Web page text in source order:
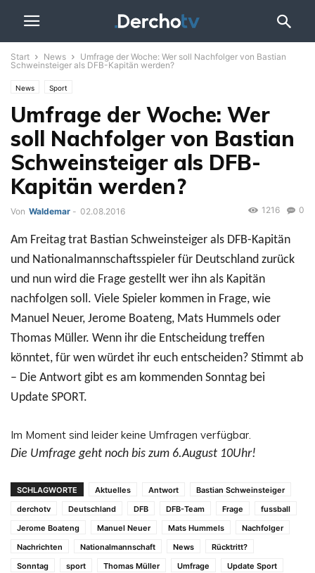
Start News
Umfrage der Woche: Wer soll Nachfolger von Bastian
Schweinsteiger als DFB-Kapitän werden?
News Sport
Umfrage der Woche: Wer
soll Nachfolger von Bastian
Schweinsteiger als DFB-
Kapitän werden?
Von Waldemar - 02.08.2016 0
1216
Am Freitag trat Bastian Schweinsteiger als DFB-Kapitän
und Nationalmannschaftsspieler für Deutschland zurück
und nun wird die Frage gestellt wer ihn als Kapitän
nachfolgen soll. Viele Spieler kommen in Frage, wie
Manuel Neuer, Jerome Boateng, Mats Hummels oder
Thomas Müller. Wenn ihr die Entscheidung treffen
könntet, für wen würdet ihr euch entscheiden? Stimmt ab
– Die Antwort gibt es am kommenden Sonntag bei
Update SPORT.
Im Moment sind leider keine Umfragen verfügbar.
Die Umfrage geht noch bis zum 6.August 10Uhr!
SCHLAGWORTE Aktuelles Antwort
Bastian Schweinsteiger
derchotv
Deutschland DFB DFB-Team Frage
fussball
Jerome Boateng
Manuel Neuer Mats Hummels
Nachfolger
Nachrichten
Nationalmannschaft News
Rücktritt?
Sonntag
sport Thomas Müller Umfrage
Update Sport